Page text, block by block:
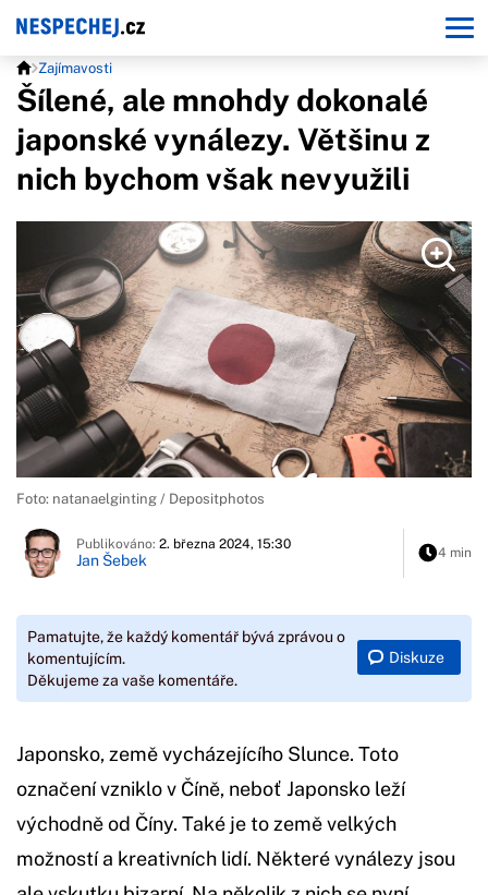
Zajímavosti
Šílené, ale mnohdy dokonalé
japonské vynálezy. Většinu z
nich bychom však nevyužili
Foto: natanaelginting / Depositphotos
Publikováno: 2. března 2024, 15:30
Jan Šebek 4 min
Pamatujte, že každý komentář bývá zprávou o
komentujícím.
Děkujeme za vaše komentáře.
Diskuze
Japonsko, země vycházejícího Slunce. Toto
označení vzniklo v Číně, neboť Japonsko leží
východně od Číny. Také je to země velkých
možností a kreativních lidí. Některé vynálezy jsou